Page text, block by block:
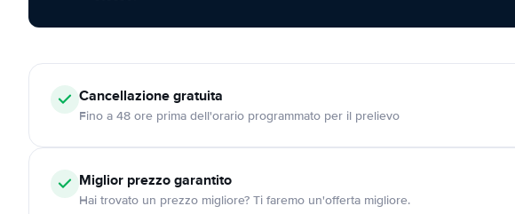
Cancellazionegratuita
Fino a 48 ore prima dell'orario programmato per il prelievo
Miglior prezzo garantito
Hai trovato un prezzo migliore? Ti faremo un'offerta migliore.